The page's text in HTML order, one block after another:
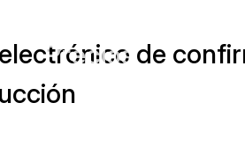
Precios de